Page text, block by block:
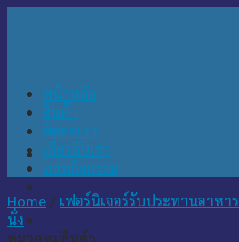
หน้าหลัก
สินค้า
ติดต่อเรา
เกี่ยวกับเรา
ภาพกิจกรรม
Home / เฟอร์นิเจอร์รับประทานอาหาร
นั่ง
หมวดหมู่สินค้า